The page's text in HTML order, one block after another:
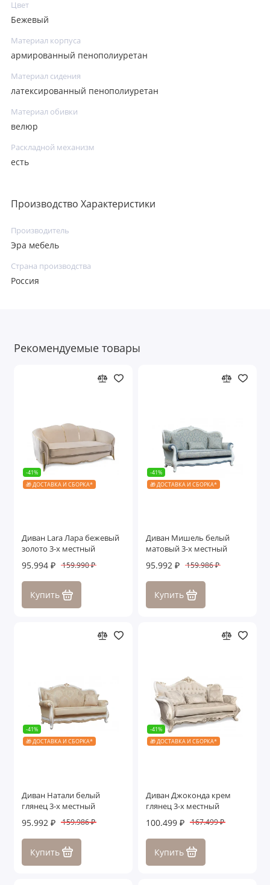
Цвет
Бежевый
Материал корпуса
армированный пенополиуретан
Материал сидения
латексированный пенополиуретан
Материал обивки
велюр
Раскладной механизм
есть
Производство Характеристики
Производитель
Эра мебель
Страна производства
Россия
Рекомендуемые товары
-41%
🎁 ДОСТАВКА И СБОРКА*
Диван Lara Лара бежевый
золото 3-х местный
95.994 ₽ 159.990 ₽
Купить
-41%
🎁 ДОСТАВКА И СБОРКА*
Диван Мишель белый
матовый 3-х местный
95.992 ₽ 159.986 ₽
Купить
-41%
🎁 ДОСТАВКА И СБОРКА*
Диван Натали белый
глянец 3-х местный
95.992 ₽ 159.986 ₽
Купить
-41%
🎁 ДОСТАВКА И СБОРКА*
Диван Джоконда крем
глянец 3-х местный
100.499 ₽ 167.499 ₽
Купить